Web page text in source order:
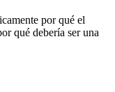
por qué el
qué debería ser una